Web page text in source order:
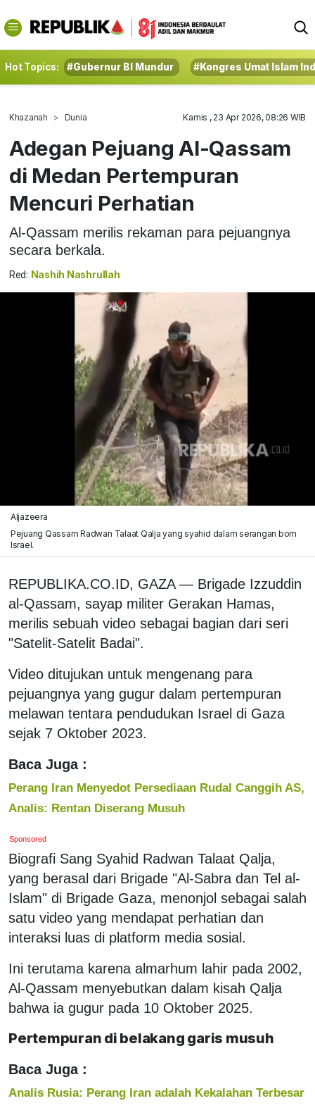
Hot Topics: #Gubernur BI Mundur #Kongres Umat Islam
Khazanah Dunia Kamis , 23 Apr 2026, 08:26 WIB
Adegan Pejuang Al-Qassam
di Medan Pertempuran
Mencuri Perhatian
Al-Qassam merilis rekaman para pejuangnya
secara berkala.
Red: Nashih Nashrullah
Aljazeera
Pejuang Qassam Radwan Talaat Qalja yang syahid dalam serangan bom
Israel.
REPUBLIKA.CO.ID, GAZA — Brigade Izzuddin
al-Qassam, sayap militer Gerakan Hamas,
merilis sebuah video sebagai bagian dari seri
"Satelit-Satelit Badai".
Video ditujukan untuk mengenang para
pejuangnya yang gugur dalam pertempuran
melawan tentara pendudukan Israel di Gaza
sejak 7 Oktober 2023.
Baca Juga :
Perang Iran Menyedot Persediaan Rudal Canggih AS,
Analis: Rentan Diserang Musuh
Sponsored
Biografi Sang Syahid Radwan Talaat Qalja,
yang berasal dari Brigade "Al-Sabra dan Tel al-
Islam" di Brigade Gaza, menonjol sebagai salah
satu video yang mendapat perhatian dan
interaksi luas di platform media sosial.
Ini terutama karena almarhum lahir pada 2002,
Al-Qassam menyebutkan dalam kisah Qalja
bahwa ia gugur pada 10 Oktober 2025.
Pertempuran di belakang garis musuh
Baca Juga :
Analis Rusia: Perang Iran adalah Kekalahan Terbesar